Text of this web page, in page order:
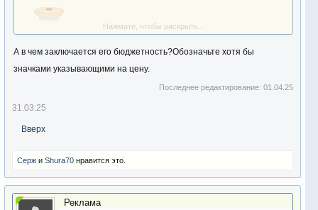
Шнур плетеный Favorite U1 PE 4x 150m
Посмотреть вложение 346822
Нажмите, чтобы раскрыть...
А в чем заключается его бюджетность?Обозначьте хотя бы
значками указывающими на цену.
Последнее редактирование:01.04.25
31.03.25
Вверх
Серж и Shura70 нравится это.
Реклама